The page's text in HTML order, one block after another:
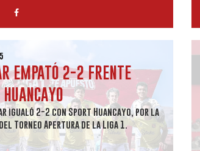
EMPATÓ 2-2 FRENTE
igualó 2-2 con Sport Huancayo, por la
Torneo Apertura de la Liga 1.